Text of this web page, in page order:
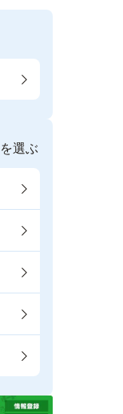
を選ぶ